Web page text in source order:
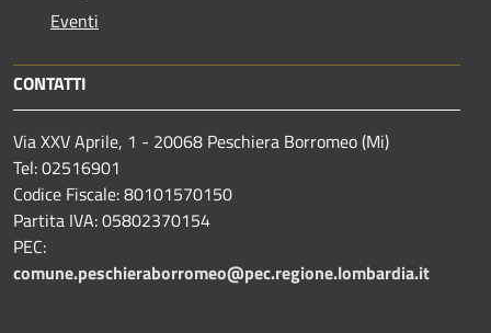
Eventi
CONTATTI
Via XXV Aprile, 1 - 20068 Peschiera Borromeo (Mi)
Tel: 02516901
Codice Fiscale: 80101570150
Partita IVA: 05802370154
PEC:
comune.peschieraborromeo@pec.regione.lombardia.it